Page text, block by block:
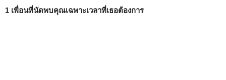
1 เพื่อนที่นัดพบคุณเฉพาะเวลาที่เธอต้องการ